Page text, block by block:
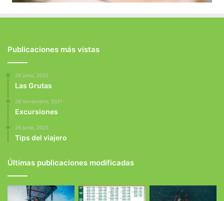
Publicaciones más vistas
28 junio, 2025
Las Grutas
28 noviembre, 2021
Excursiones
28 junio, 2025
Tips del viajero
Últimas publicaciones modificadas